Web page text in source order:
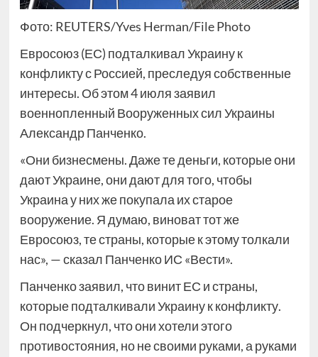
Фото: REUTERS/Yves Herman/File Photo
Евросоюз (ЕС) подталкивал Украину к
конфликту с Россией, преследуя собственные
интересы. Об этом 4 июля заявил
военнопленный Вооруженных сил Украины
Александр Панченко.
«Они бизнесмены. Даже те деньги, которые они
дают Украине, они дают для того, чтобы
Украина у них же покупала их старое
вооружение. Я думаю, виноват тот же
Евросоюз, те страны, которые к этому толкали
нас», — сказал Панченко ИС «Вести».
Панченко заявил, что винит ЕС и страны,
которые подталкивали Украину к конфликту.
Он подчеркнул, что они хотели этого
противостояния, но не своими руками, а руками